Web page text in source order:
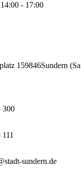
- 17:00
1 59846Sundern
300
sundern.de